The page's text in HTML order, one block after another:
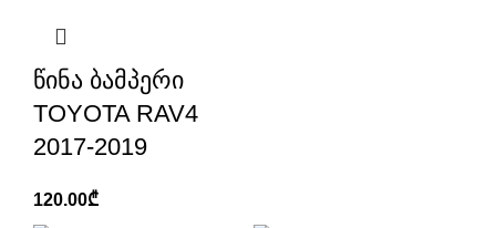
წინა ბამპერი
TOYOTA RAV4
2017-2019
120.00₾